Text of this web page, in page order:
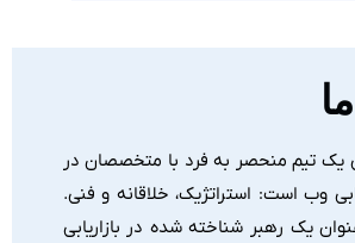
یک تیم منحصر به فرد با متخصصان در
وب است: استراتژیک، خلاقانه و فنی.
یک رهبر شناخته شده در بازاریابی